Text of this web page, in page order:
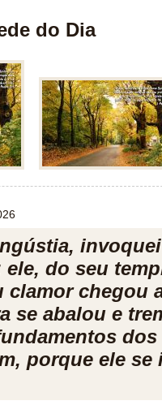
do Dia
ele, do seu
clamor chegou
se abalou e
dos
porque ele